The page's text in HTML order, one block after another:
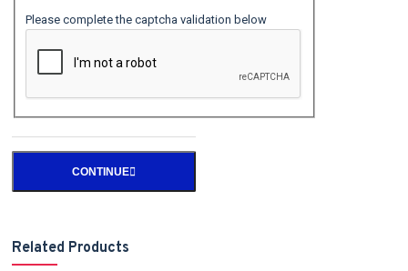
Please complete the captcha validation below
CONTINUE
Related Products